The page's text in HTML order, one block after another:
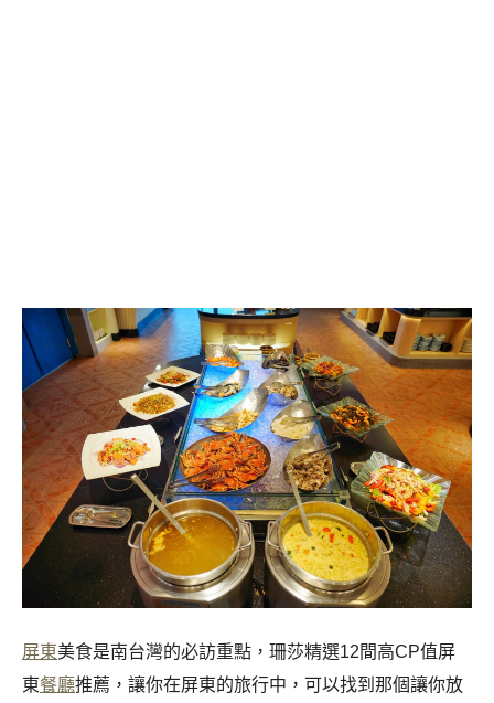
屏東美食是南台灣的必訪重點，珊莎精選12間高CP值屏
東餐廳推薦，讓你在屏東的旅行中，可以找到那個讓你放